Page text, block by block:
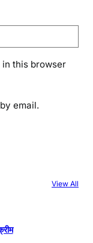
in this browser
email.
View All